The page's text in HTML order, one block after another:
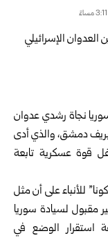
نجاة رشدي عدوان
بريف دمشق، والذي أدى
قوة عسكرية تابعة
للأنباء على أن مثل
مقبول لسيادة سوريا
استقرار الوضع في